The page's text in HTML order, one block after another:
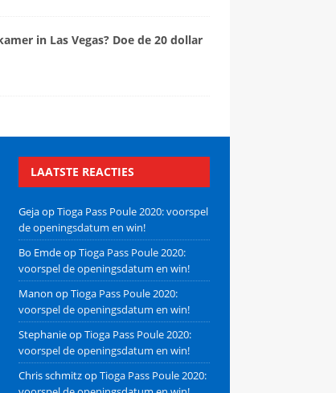
in Las Vegas? Doe de 20 dollar
LAATSTE REACTIES
GejaopTioga Pass Poule 2020: voorspel
de openingsdatum en win!
Bo EmdeopTioga Pass Poule 2020:
voorspel de openingsdatum en win!
Manon opTioga Pass Poule 2020:
voorspel de openingsdatum en win!
StephanieopTioga Pass Poule 2020:
voorspel de openingsdatum en win!
Chris schmitzopTioga Pass Poule 2020: